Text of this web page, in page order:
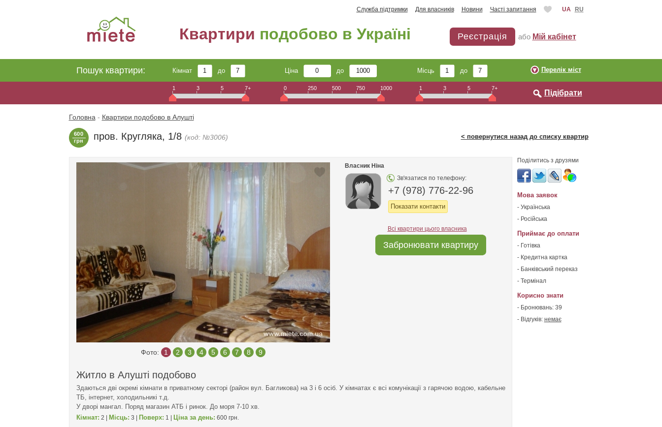
Служба підтримки Для власників Новини Часті запитання UA RU
Квартири подобово в Україні Реєстрація або Мій кабінет
Пошук квартири: Кімнат до Ціна до Місць до Перелік міст
1 3 5 7+ 0 250 500 750 1000 1 3 5 7+
Підібрати
Головна - Квартири подобово в Алушті
< повернутися назад до списку квартир
600
грн
пров. Кругляка, 1/8 (код: №3006)
Поділитись з друзями
Мова заявок
- Українська
- Російська
Приймає до оплати
- Готівка
- Кредитна картка
- Банківський переказ
- Термінал
Корисно знати
- Бронювань: 39
- Відгуків: немає
Фото: 1 2 3 4 5 6 7 8 9
Власник Ніна
Зв'язатися по телефону:
+7 (978) 776-22-96
Показати контакти
Всі квартири цього власника
Забронювати квартиру
Житло в Алушті подобово
Здаються дві окремі кімнати в приватному секторі (район вул. Багликова) на 3 і 6 осіб. У кімнатах є всі комунікації з гарячою водою, кабельне
ТБ, інтернет, холодильникі т.д.
У дворі мангал. Поряд магазин АТБ і ринок. До моря 7-10 хв.
Кімнат: 2 | Місць: 3 | Поверх: 1 | Ціна за день: 600 грн.